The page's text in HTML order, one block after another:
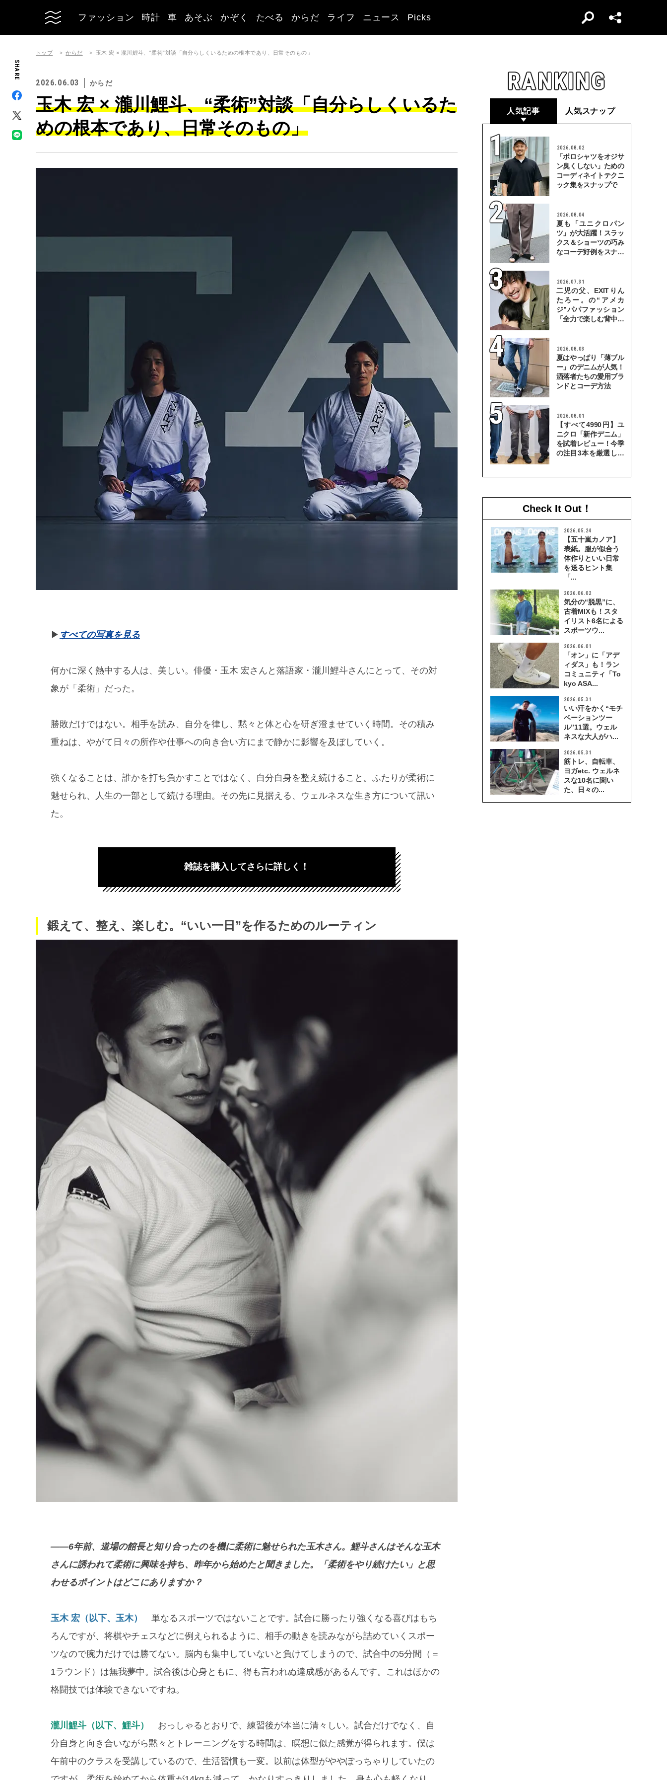
ファッション 時計 車 あそぶ かぞく たべる からだ ライフ ニュース Picks
SHARE
トップ からだ 玉木 宏 × 瀧川鯉斗、“柔術”対談「自分らしくいるための根本であり、日常そのもの」
2026.06.03 からだ
玉木 宏 × 瀧川鯉斗、“柔術”対談「自分らしくいるた
めの根本であり、日常そのもの」
▶︎ すべての写真を見る
何かに深く熱中する人は、美しい。俳優・玉木 宏さんと落語家・瀧川鯉斗さんにとって、その対
象が「柔術」だった。
勝敗だけではない。相手を読み、自分を律し、黙々と体と心を研ぎ澄ませていく時間。その積み
重ねは、やがて日々の所作や仕事への向き合い方にまで静かに影響を及ぼしていく。
強くなることは、誰かを打ち負かすことではなく、自分自身を整え続けること。ふたりが柔術に
魅せられ、人生の一部として続ける理由。その先に見据える、ウェルネスな生き方について訊い
た。
雑誌を購入してさらに詳しく！
鍛えて、整え、楽しむ。“いい一日”を作るためのルーティン
——6年前、道場の館長と知り合ったのを機に柔術に魅せられた玉木さん。鯉斗さんはそんな玉木
さんに誘われて柔術に興味を持ち、昨年から始めたと聞きました。「柔術をやり続けたい」と思
わせるポイントはどこにありますか？
玉木 宏（以下、玉木）
単なるスポーツではないことです。試合に勝ったり強くなる喜びはもち
ろんですが、将棋やチェスなどに例えられるように、相手の動きを読みながら詰めていくスポー
ツなので腕力だけでは勝てない。脳内も集中していないと負けてしまうので、試合中の5分間（＝
1ラウンド）は無我夢中。試合後は心身ともに、得も言われぬ達成感があるんです。これはほかの
格闘技では体験できないですね。
瀧川鯉斗（以下、鯉斗）
おっしゃるとおりで、練習後が本当に清々しい。試合だけでなく、自
分自身と向き合いながら黙々とトレーニングをする時間は、瞑想に似た感覚が得られます。僕は
午前中のクラスを受講しているので、生活習慣も一変。以前は体型がややぽっちゃりしていたの
RANKING
人気記事 人気スナップ
2026.08.02
「ポロシャツをオジサ
ン臭くしない」ための
コーディネイトテクニ
ック集をスナップで
2026.08.04
夏も「ユニクロパン
ツ」が大活躍！スラッ
クス＆ショーツの巧み
なコーデ好例をスナッ
2026.07.31
二児の父、EXITりん
たろー。の“アメカ
ジ”パパファッション
「全力で楽しむ背中を
2026.08.03
夏はやっぱり「薄ブル
ー」のデニムが人気！
洒落者たちの愛用ブラ
ンドとコーデ方法
2026.08.01
【すべて4990円】ユ
ニクロ「新作デニム」
を試着レビュー！今季
の注目3本を厳選して
Check It Out！
2026.05.24
【五十嵐カノア】
表紙。服が似合う
体作りといい日常
を送るヒント集
「...
2026.06.02
気分の“脱黒”に、
古着MIXも！スタ
イリスト6名による
スポーツウ...
2026.06.01
「オン」に「アデ
ィダス」も！ラン
コミュニティ「To
kyo ASA...
2026.05.31
いい汗をかく“モチ
ベーションツー
ル”11選。ウェル
ネスな大人がハ...
2026.05.31
筋トレ、自転車、
ヨガetc. ウェルネ
スな10名に聞い
た、日々の...